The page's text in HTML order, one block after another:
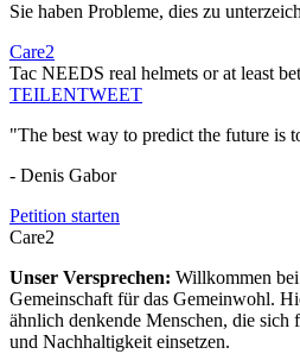
Sie haben Probleme, dies zu
Care2
Tac NEEDS real helmets or at least
TEILENTWEET
"The best way to predict the future is
- Denis Gabor
Petition starten
Care2
Unser Versprechen: Willkommen
Gemeinschaft für das Gemeinwohl.
ähnlich denkende Menschen, die
und Nachhaltigkeit einsetzen.